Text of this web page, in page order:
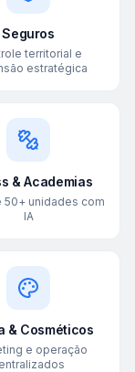
Seguros
territorial e
estratégica
& Academias
50+ unidades com
IA
& Cosméticos
e operação